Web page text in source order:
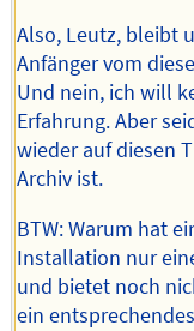
Also, Leutz, bleibt
Anfänger vom
Und nein, ich will
Erfahrung. Aber
wieder auf diesen
Archiv ist.
BTW: Warum hat
Installation nur
und bietet noch
ein